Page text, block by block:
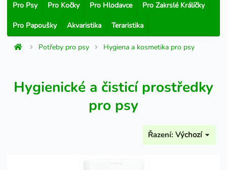
Pro Psy Pro Kočky Pro Hlodavce Pro Zakrslé Králíčky
Pro Papoušky Akvaristika Teraristika
Potřeby pro psy Hygiena a kosmetika pro psy
Hygienické a čisticí prostředky
pro psy
Řazení: Výchozí